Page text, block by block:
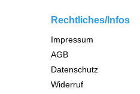
Rechtliches/Infos
Impressum
AGB
Datenschutz
Widerruf